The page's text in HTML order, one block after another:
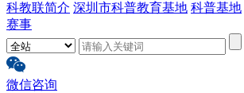
科教联简介 深圳市科普教育基地 科普基地
赛事
微信咨询